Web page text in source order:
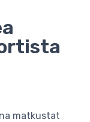
matkustat